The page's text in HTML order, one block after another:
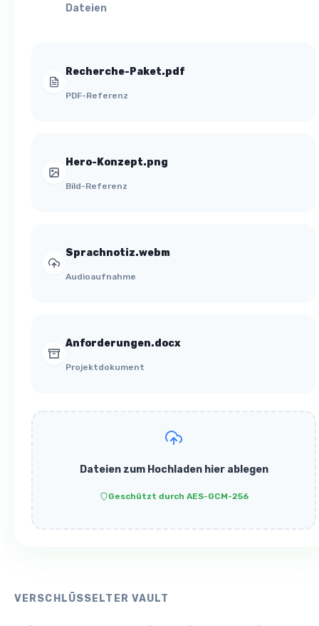
Dateien
Recherche-Paket.pdf
PDF-Referenz
Hero-Konzept.png
Bild-Referenz
Sprachnotiz.webm
Audioaufnahme
Anforderungen.docx
Projektdokument
Dateien zum Hochladen hier ablegen
Geschützt durch AES-GCM-256
VERSCHLÜSSELTER VAULT